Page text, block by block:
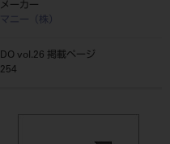
メーカー
マニー（株）
DO vol.26 掲載ページ
254